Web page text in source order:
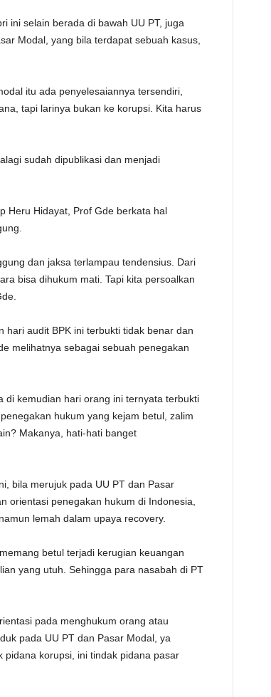
ini selain berada di bawah UU PT, juga
Modal, yang bila terdapat sebuah kasus,
itu ada penyelesaiannya tersendiri,
tapi larinya bukan ke korupsi. Kita harus
sudah dipublikasi dan menjadi
Heru Hidayat, Prof Gde berkata hal
dan jaksa terlampau tendensius. Dari
bisa dihukum mati. Tapi kita persoalkan
hari audit BPK ini terbukti tidak benar dan
melihatnya sebagai sebuah penegakan
di kemudian hari orang ini ternyata terbukti
hukum yang kejam betul, zalim
Makanya, hati-hati banget
bila merujuk pada UU PT dan Pasar
orientasi penegakan hukum di Indonesia,
lemah dalam upaya recovery.
betul terjadi kerugian keuangan
yang utuh. Sehingga para nasabah di PT
pada menghukum orang atau
pada UU PT dan Pasar Modal, ya
korupsi, ini tindak pidana pasar